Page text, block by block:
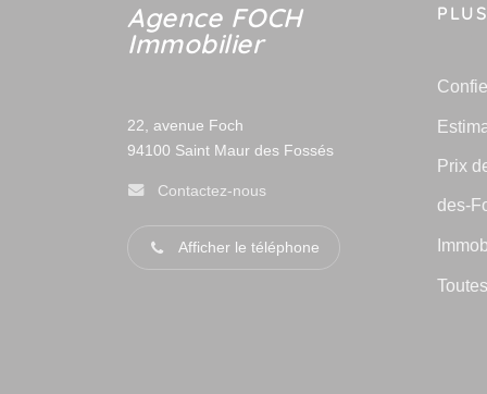
Agence FOCH
Immobilier
22, avenue Foch
94100 Saint Maur des Fossés
Contactez-nous
Afficher le téléphone
Prix
des-